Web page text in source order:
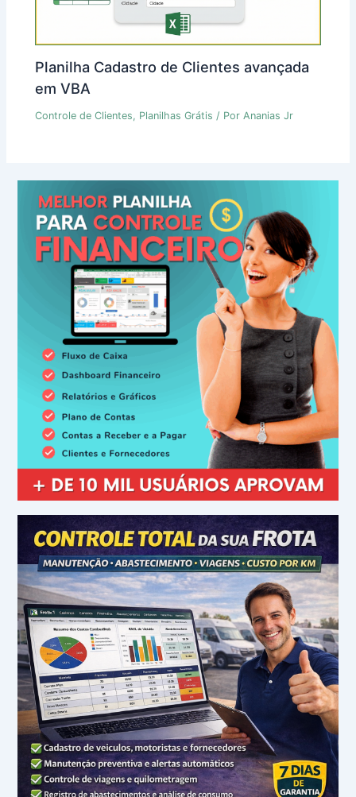
Planilha Cadastro de Clientes avançada
em VBA
Controle de Clientes, Planilhas Grátis / PorAnanias Jr